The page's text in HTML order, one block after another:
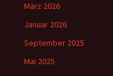
März 2026
Januar 2026
September 2025
Mai 2025